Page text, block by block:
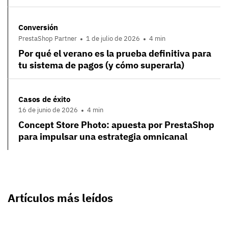
Conversión
PrestaShop Partner 1 de julio de 2026 4 min
Por qué el verano es la prueba definitiva para
tu sistema de pagos (y cómo superarla)
Casos de éxito
16 de junio de 2026 4 min
Concept Store Photo: apuesta por PrestaShop
para impulsar una estrategia omnicanal
Artículos más leídos